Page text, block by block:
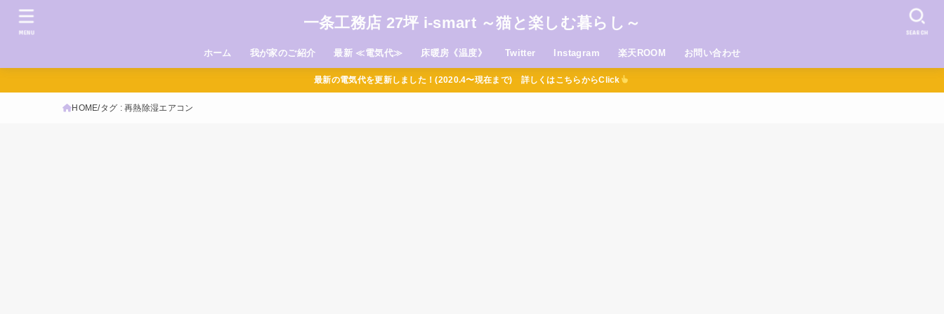
一条工務店 27坪 i-smart ～猫と楽しむ暮らし～
ホーム 我が家のご紹介 最新 ≪電気代≫ 床暖房《温度》 Twitter Instagram 楽天ROOM お問い合わせ
SEARCH
MENU
最新の電気代を更新しました！(2020.4〜現在まで) 詳しくはこちらからClick
HOME タグ : 再熱除湿エアコン